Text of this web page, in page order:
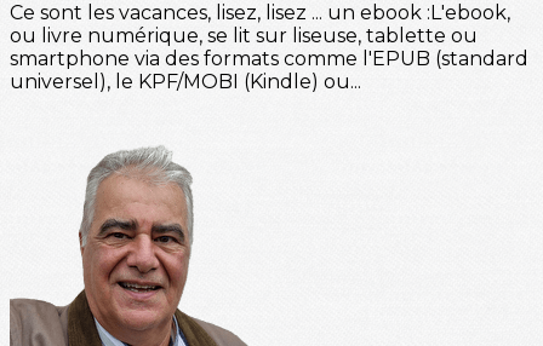
Ce sont les vacances, lisez, lisez ... un ebook :L'ebook,
ou livre numérique, se lit sur liseuse, tablette ou
smartphone via des formats comme l'EPUB (standard
universel), le KPF/MOBI (Kindle) ou...